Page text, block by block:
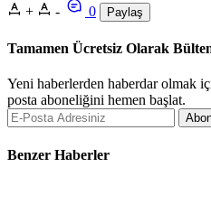
+
- 0 Paylaş
Tamamen Ücretsiz Olarak
Yeni haberlerden haberdar olmak
posta aboneliğini hemen başlat.
Benzer Haberler